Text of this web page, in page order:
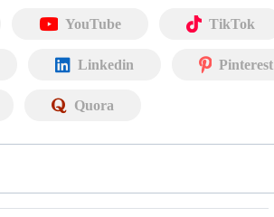
YouTube TikTok
Linkedin Pinterest
Quora